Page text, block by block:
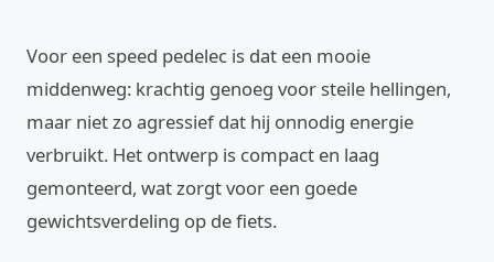
Voor een speed pedelec is dat een mooie
middenweg: krachtig genoeg voor steile hellingen,
maar niet zo agressief dat hij onnodig energie
verbruikt. Het ontwerp is compact en laag
gemonteerd, wat zorgt voor een goede
gewichtsverdeling op de fiets.